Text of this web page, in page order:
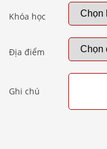
Khóa học
Địa điểm
Ghi chú